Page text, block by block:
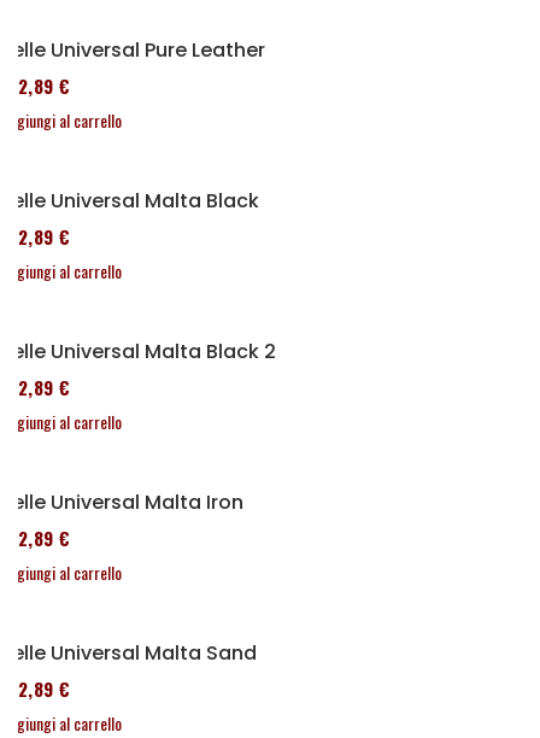
Selle Universal Pure Leather
152,89 €
Aggiungi al carrello
Selle Universal Malta Black
152,89 €
Aggiungi al carrello
Selle Universal Malta Black 2
152,89 €
Aggiungi al carrello
Selle Universal Malta Iron
152,89 €
Aggiungi al carrello
Selle Universal Malta Sand
152,89 €
Aggiungi al carrello